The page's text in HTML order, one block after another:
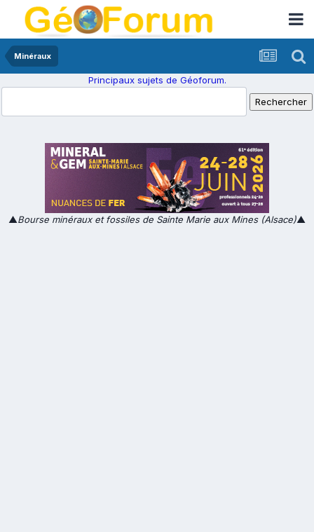
Minéraux
Principaux sujets de Géoforum.
▲Bourse minéraux et fossiles de Sainte Marie aux Mines (Alsace)▲